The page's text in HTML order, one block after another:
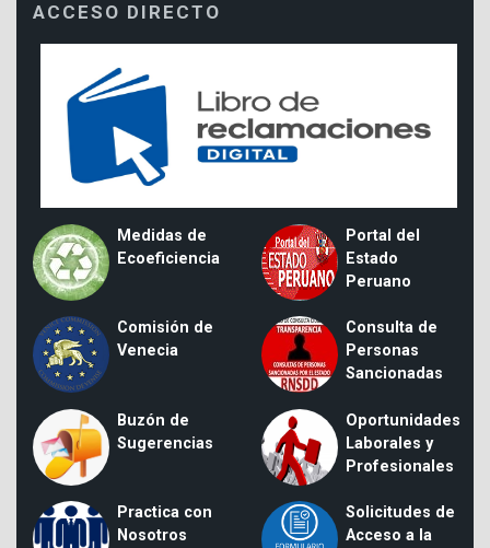
ACCESO DIRECTO
Medidas de
Ecoeficiencia
Portal del
Estado
Peruano
Comisión de
Venecia
Consulta de
Personas
Sancionadas
Buzón de
Sugerencias
Oportunidades
Laborales y
Profesionales
Practica con
Nosotros
Solicitudes de
Acceso a la